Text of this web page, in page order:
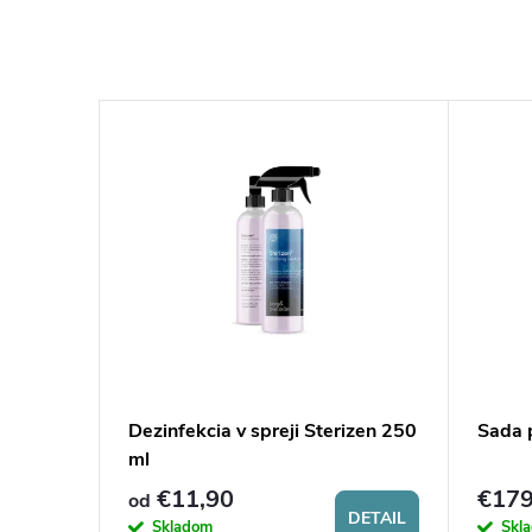
Dezinfekcia v spreji Sterizen 250
ml
od €11,90
Skladom DETAIL
Sada